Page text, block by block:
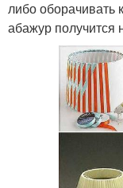
либо оборачивать
абажур получится